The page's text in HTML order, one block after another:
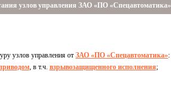
узлов управления ЗАО «ПО «Спецавтоматика»
узлов управления от ЗАО «ПО «Спецавтоматика»:
, в т.ч. взрывозащищенного исполнения;